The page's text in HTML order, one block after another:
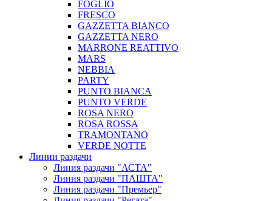
FOGLIO
FRESCO
GAZZETTA BIANCO
GAZZETTA NERO
MARRONE REATTIVO
MARS
NEBBIA
PARTY
PUNTO BIANCA
PUNTO VERDE
ROSA NERO
ROSA ROSSA
TRAMONTANO
VERDE NOTTE
Линии раздачи
Линия раздачи "АСТА"
Линия раздачи "ПАШТА"
Линия раздачи "Премьер"